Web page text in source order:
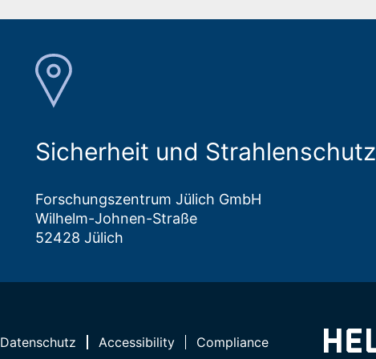
Sicherheit und Strahlenschutz
Forschungszentrum Jülich GmbH
Wilhelm-Johnen-Straße
52428 Jülich
Datenschutz Accessibility Compliance